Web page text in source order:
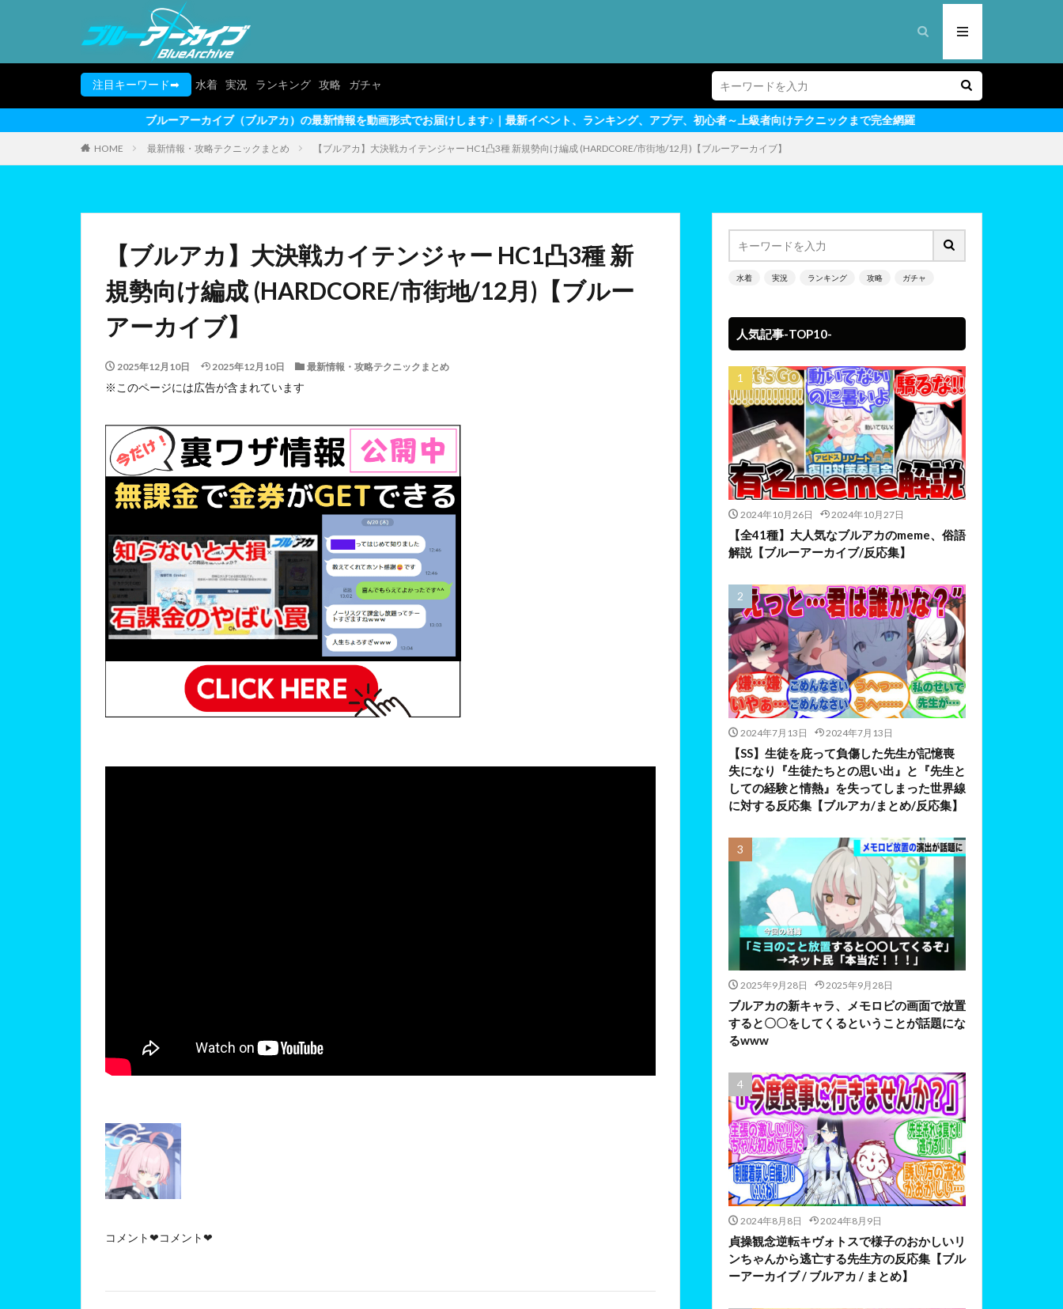
注目キーワード➡ 水着 実況 ランキング 攻略 ガチャ
ブルーアーカイブ（ブルアカ）の最新情報を動画形式でお届けします♪｜最新イベント、ランキング、アプデ、初心者～上級者向けテクニックまで完全網羅
HOME 最新情報・攻略テクニックまとめ 【ブルアカ】大決戦カイテンジャー HC1凸3種 新規勢向け編成 (HARDCORE/市街地/12月)【ブルーアーカイブ】
【ブルアカ】大決戦カイテンジャー HC1凸3種 新
規勢向け編成 (HARDCORE/市街地/12月)【ブルー
アーカイブ】
2025年12月10日 2025年12月10日 最新情報・攻略テクニックまとめ
※このページには広告が含まれています
コメント❤コメント❤
水着 実況 ランキング 攻略 ガチャ
人気記事-TOP10-
2024年10月26日 2024年10月27日
【全41種】大人気なブルアカのmeme、俗語
解説【ブルーアーカイブ/反応集】
2024年7月13日 2024年7月13日
【SS】生徒を庇って負傷した先生が記憶喪
失になり『生徒たちとの思い出』と『先生と
しての経験と情熱』を失ってしまった世界線
に対する反応集【ブルアカ/まとめ/反応集】
2025年9月28日 2025年9月28日
ブルアカの新キャラ、メモロビの画面で放置
すると〇〇をしてくるということが話題にな
るwww
2024年8月8日 2024年8月9日
貞操観念逆転キヴォトスで様子のおかしいリ
ンちゃんから逃亡する先生方の反応集【ブル
ーアーカイブ / ブルアカ / まとめ】